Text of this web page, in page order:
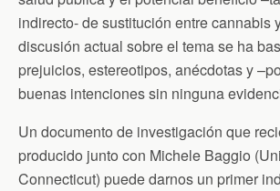
indirecto- de sustitución entre cannabis
discusión actual sobre el tema se ha
prejuicios, estereotipos, anécdotas y
buenas intenciones sin ninguna
Un documento de investigación que
producido junto con Michele Baggio
Connecticut) puede darnos un primer